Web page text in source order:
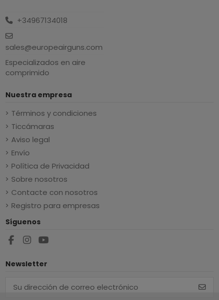
+34967134018
sales@europeairguns.com
Especializados en aire
comprimido
Nuestra empresa
Términos y condiciones
Ticcámaras
Aviso legal
Envío
Política de Privacidad
Sobre nosotros
Contacte con nosotros
Registro para empresas
Síguenos
Newsletter